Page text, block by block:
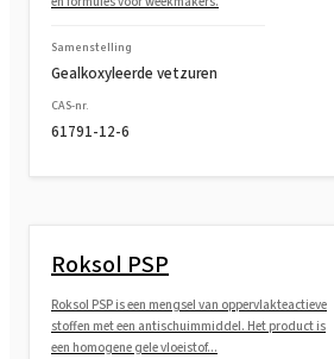
Samenstelling
Gealkoxyleerde vetzuren
CAS-nr.
61791-12-6
Roksol PSP
Roksol PSP is een mengsel van oppervlakteactieve
stoffen met een antischuimmiddel. Het product is
een homogene gele vloeistof...